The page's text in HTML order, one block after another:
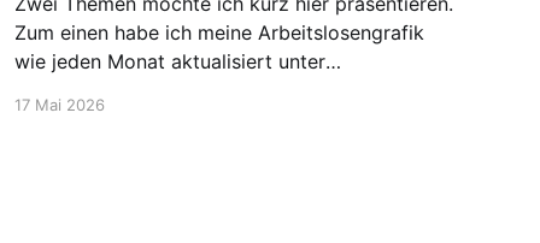
Zum einen habe ich meine Arbeitslosengrafik
wie jeden Monat aktualisiert unter
chemiker.de/arbeitslose-chemiker/. Und die
17 Mai 2026